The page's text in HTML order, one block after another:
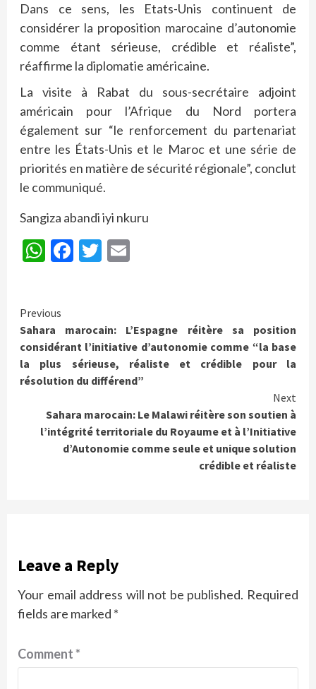
Dans ce sens, les Etats-Unis continuent de
considérer la proposition marocaine d’autonomie
comme étant sérieuse, crédible et réaliste”,
réaffirme la diplomatie américaine.
La visite à Rabat du sous-secrétaire adjoint
américain pour l’Afrique du Nord portera
également sur “le renforcement du partenariat
entre les États-Unis et le Maroc et une série de
priorités en matière de sécurité régionale”, conclut
le communiqué.
Sangiza abandi iyi nkuru
WhatsApp
Facebook
Twitter
Continue
Reading
Previous
Sahara marocain: L’Espagne réitère sa position
considérant l’initiative d’autonomie comme “la base
la plus sérieuse, réaliste et crédible pour la
résolution du différend”
Next
Sahara marocain: Le Malawi réitère son soutien à
l’intégrité territoriale du Royaume et à l’Initiative
d’Autonomie comme seule et unique solution
crédible et réaliste
Leave a Reply
Your email address will not be published. Required
fields are marked *
Comment*